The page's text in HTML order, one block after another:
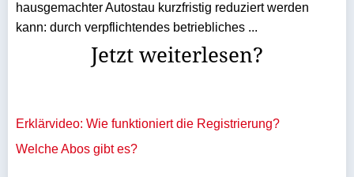
hausgemachter Autostau kurzfristig reduziert werden
kann: durch verpflichtendes betriebliches ...
Jetzt weiterlesen?
Erklärvideo: Wie funktioniert die Registrierung?
Welche Abos gibt es?